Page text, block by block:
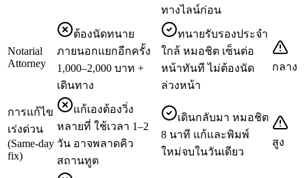
ทางไลน์ก่อน
Notarial
Attorney
ต้องนัดทนาย
ภายนอกแยกอีกครั้ง
1,000–2,000 บาท +
เดินทาง
ทนายรับรองประจำ
ใกล้ หมอชิต เซ็นต่อ
หน้าทันที ไม่ต้องนัด
ล่วงหน้า
กลาง
การแก้ไข
เร่งด่วน
(Same-day
fix)
แก้เองต้องวิ่ง
หลายที่ ใช้เวลา 1–2
วัน อาจพลาดคิว
สถานทูต
เดินกลับมา หมอชิต
8 นาที แก้และพิมพ์
ใหม่จบในวันเดียว
สูง